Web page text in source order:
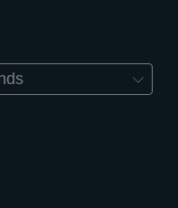
unieke wereld. Dat
gebruikt wordt.
termen onder